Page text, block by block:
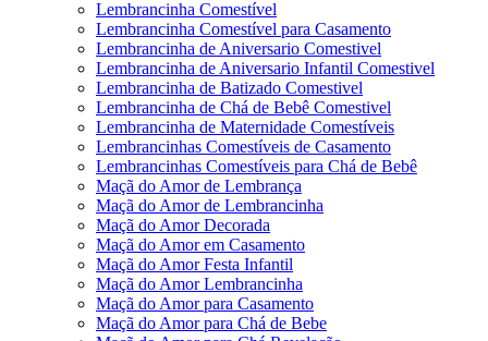
Lembrancinha Comestível
Lembrancinha Comestível para Casamento
Lembrancinha de Aniversario Comestivel
Lembrancinha de Aniversario Infantil Comestivel
Lembrancinha de Batizado Comestivel
Lembrancinha de Chá de Bebê Comestivel
Lembrancinha de Maternidade Comestíveis
Lembrancinhas Comestíveis de Casamento
Lembrancinhas Comestíveis para Chá de Bebê
Maçã do Amor de Lembrança
Maçã do Amor de Lembrancinha
Maçã do Amor Decorada
Maçã do Amor em Casamento
Maçã do Amor Festa Infantil
Maçã do Amor Lembrancinha
Maçã do Amor para Casamento
Maçã do Amor para Chá de Bebe